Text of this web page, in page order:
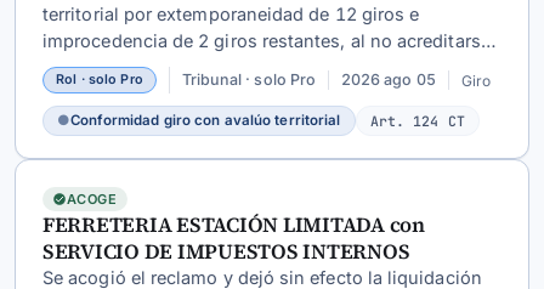
territorial por extemporaneidad de 12 giros e
improcedencia de 2 giros restantes, al no acreditarse
disconformidad entre estos y el avalúo que les sirve
de base.
Rol · solo Pro Tribunal · solo Pro 2026 ago 05 Giro
●Conformidad giro con avalúo territorial Art. 124 CT
ACOGE
FERRETERIA ESTACIÓN LIMITADA con
SERVICIO DE IMPUESTOS INTERNOS
Se acogió el reclamo y dejó sin efecto la liquidación